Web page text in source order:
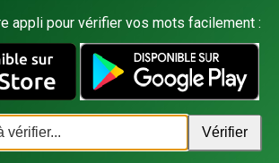
appli pour vérifier vos mots facilement :